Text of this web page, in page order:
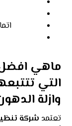
التي
وازلة
تعتمد شركة